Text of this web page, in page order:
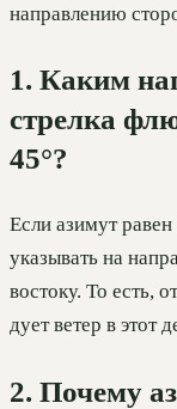
направлению
1. Каким
стрелка
45°?
Если азимут
указывать на
востоку. То есть,
дует ветер в этот
2. Почему